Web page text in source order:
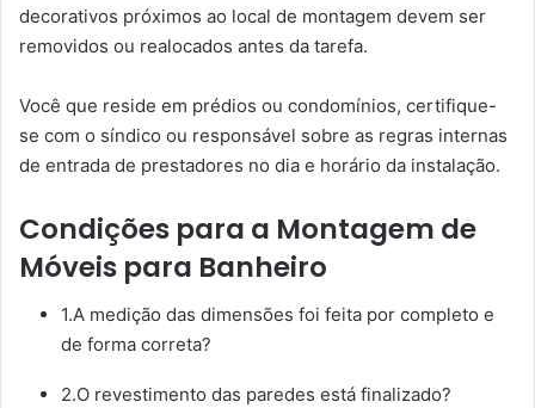
decorativos próximos ao local de montagem devem ser
removidos ou realocados antes da tarefa.
Você que reside em prédios ou condomínios, certifique-
se com o síndico ou responsável sobre as regras internas
de entrada de prestadores no dia e horário da instalação.
Condições para a Montagem de
Móveis para Banheiro
1.A medição das dimensões foi feita por completo e
de forma correta?
2.O revestimento das paredes está finalizado?